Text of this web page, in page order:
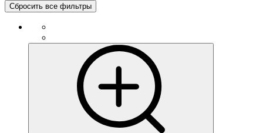
Сбросить все фильтры